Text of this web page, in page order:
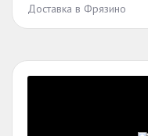
Доставка в Фрязино